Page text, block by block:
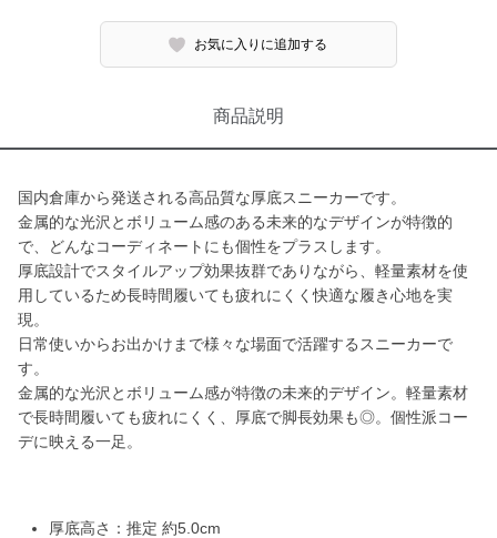
お気に入りに追加する
商品説明
国内倉庫から発送される高品質な厚底スニーカーです。
金属的な光沢とボリューム感のある未来的なデザインが特徴的
で、どんなコーディネートにも個性をプラスします。
厚底設計でスタイルアップ効果抜群でありながら、軽量素材を使
用しているため長時間履いても疲れにくく快適な履き心地を実
現。
日常使いからお出かけまで様々な場面で活躍するスニーカーで
す。
金属的な光沢とボリューム感が特徴の未来的デザイン。軽量素材
で長時間履いても疲れにくく、厚底で脚長効果も◎。個性派コー
デに映える一足。
厚底高さ：推定 約5.0cm